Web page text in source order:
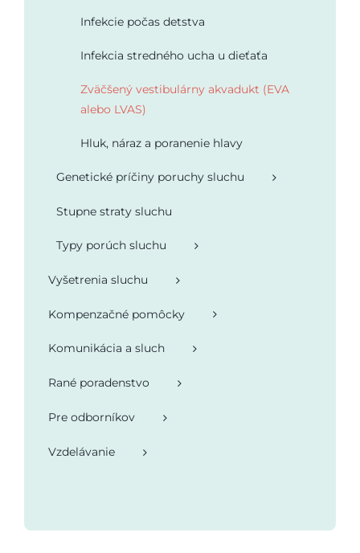
Infekcie počas detstva
Infekcia stredného ucha u dieťaťa
Zväčšený vestibulárny akvadukt (EVA
alebo LVAS)
Hluk, náraz a poranenie hlavy
Genetické príčiny poruchy sluchu
Stupne straty sluchu
Typy porúch sluchu
Vyšetrenia sluchu
Kompenzačné pomôcky
Komunikácia a sluch
Rané poradenstvo
Pre odborníkov
Vzdelávanie